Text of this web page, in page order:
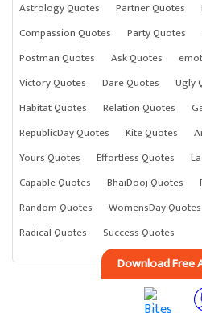
Astrology Quotes
Partner Quotes
Compassion Quotes
Party Quotes
Postman Quotes
Ask Quotes
Victory Quotes
Dare Quotes Ugly
Habitat Quotes
Relation Quotes
RepublicDay Quotes
Kite Quotes
Yours Quotes
Effortless Quotes
Capable Quotes
BhaiDooj Quotes
Random Quotes
WomensDay Quotes
Radical Quotes
Success Quotes
Download Free